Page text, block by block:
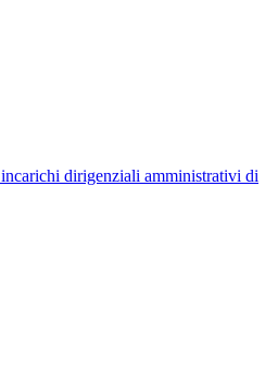
dirigenziali amministrativi di